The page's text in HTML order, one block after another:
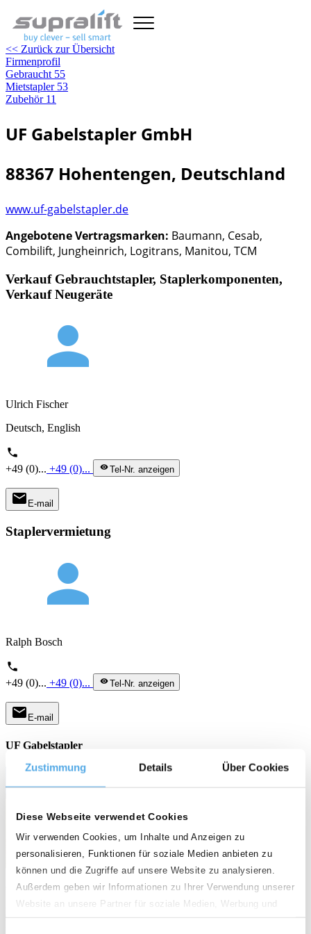
Zustimmung Details Über Cookies
Diese Webseite verwendet Cookies
Wir verwenden Cookies, um Inhalte und Anzeigen zu
personalisieren, Funktionen für soziale Medien anbieten zu
können und die Zugriffe auf unsere Website zu analysieren.
Außerdem geben wir Informationen zu Ihrer Verwendung unserer
Website an unsere Partner für soziale Medien, Werbung und
Analysen weiter. Unsere Partner führen diese Informationen
<< Zurück zur Übersicht
Firmenprofil
Gebraucht 55
Mietstapler53
Zubehör11
UF Gabelstapler GmbH
88367 Hohentengen, Deutschland
www.uf-gabelstapler.de
Angebotene Vertragsmarken: Baumann, Cesab,
Combilift, Jungheinrich, Logitrans, Manitou, TCM
Verkauf Gebrauchtstapler, Staplerkomponenten,
Verkauf Neugeräte
person
Ulrich Fischer
Deutsch, English
phone
+49 (0)... +49 (0)... visibilityTel-Nr. anzeigen
mail E-mail
Staplervermietung
person
Ralph Bosch
phone
+49 (0)... +49 (0)... visibilityTel-Nr. anzeigen
mail E-mail
UF Gabelstapler
Gemeinsam für Gabelstapler